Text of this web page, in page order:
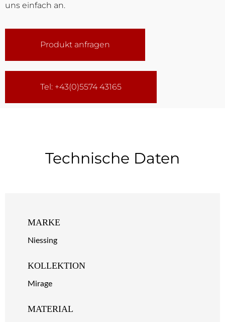
uns einfach an.
Produkt anfragen
Tel: +43(0)5574 43165
Technische Daten
MARKE
Niessing
KOLLEKTION
Mirage
MATERIAL